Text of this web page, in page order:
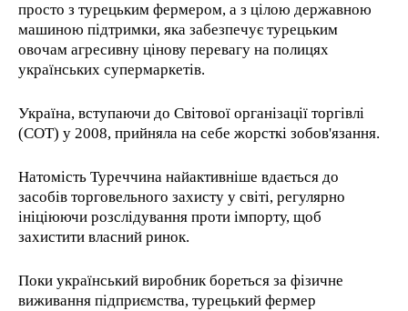
просто з турецьким фермером, а з цілою державною
машиною підтримки, яка забезпечує турецьким
овочам агресивну цінову перевагу на полицях
українських супермаркетів.
Україна, вступаючи до Світової організації торгівлі
(СОТ) у 2008, прийняла на себе жорсткі зобов'язання.
Натомість Туреччина найактивніше вдається до
засобів торговельного захисту у світі, регулярно
ініціюючи розслідування проти імпорту, щоб
захистити власний ринок.
Поки український виробник бореться за фізичне
виживання підприємства, турецький фермер